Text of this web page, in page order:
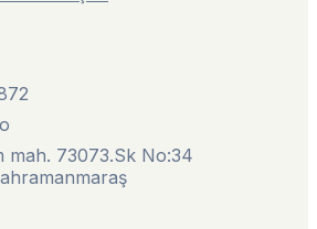
mah. 73073.Sk No:34